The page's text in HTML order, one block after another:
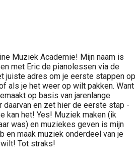
Muziek Academie! Mijn naam is
met Eric de pianolessen via de
juiste adres om je eerste stappen op
als je het weer op wilt pakken. Want
op basis van jarenlange
daarvan en zet hier de eerste stap -
kan het! Yes! Muziek maken (ik
was) en muziekes geven is mijn
en maak muziek onderdeel van je
Tot straks!